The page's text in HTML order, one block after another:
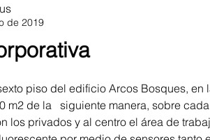
de 2019
piso del edificio Arcos Bosques, en
m2 de la   siguiente manera, sobre
los privados y al centro el área de